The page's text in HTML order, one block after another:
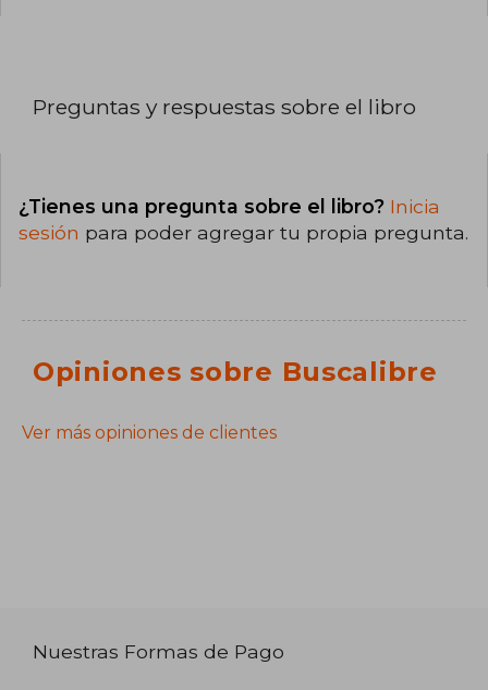
Preguntas y respuestas sobre el libro
¿Tienes una pregunta sobre el libro? Inicia
sesión para poder agregar tu propia pregunta.
Opiniones sobre Buscalibre
Ver más opiniones de clientes
Nuestras Formas de Pago